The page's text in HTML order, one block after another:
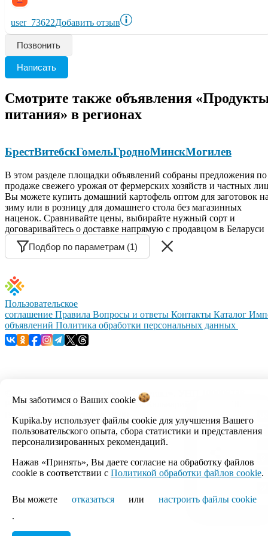
user_73622Добавить отзыв
Позвонить
Написать
Смотрите также объявления
питания» в регионах
БрестВитебскГомельГродноМинскМогилев
В этом разделе площадки объявлений собраны предложения по
продаже свежего урожая от фермерских хозяйств и частных
Вы можете купить домашний картофель оптом для заготовок
зиму или в розницу для домашнего стола без магазинных
наценок. Сравнивайте цены, выбирайте нужный сорт и
договаривайтесь о доставке напрямую с продавцом в Беларуси
Подбор по параметрам (1)
Мы заботимся о Ваших cookie
Kupika.by использует файлы cookie для улучшения Вашего
пользовательского опыта, сбора статистики и представления
персонализированных рекомендаций.
Нажав «Принять», Вы даете согласие на обработку файлов
cookie в соответствии с Политикой обработки файлов cookie.
Вы можете отказаться или
настроить файлы cookie
.
Пользовательское
соглашение Правила Вопросы и ответы Контакты Каталог
объявлений Политика обработки персональных данных
© 1999–2026, ООО «Открытый контакт». УНП 100008738.
Республика Беларусь, г.Минск, ул.Кальварийская, 17-518.
Время работы с 09:00 до 18:00.
Настройка cookie